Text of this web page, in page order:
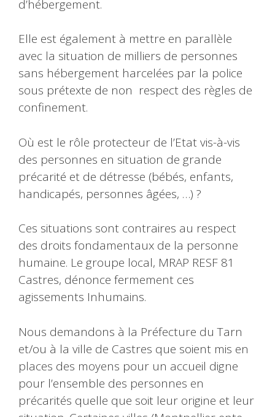
d’hébergement.
Elle est également à mettre en parallèle
avec la situation de milliers de personnes
sans hébergement harcelées par la police
sous prétexte de non respect des règles de
confinement.
Où est le rôle protecteur de l’Etat vis-à-vis
des personnes en situation de grande
précarité et de détresse (bébés, enfants,
handicapés, personnes âgées, …) ?
Ces situations sont contraires au respect
des droits fondamentaux de la personne
humaine. Le groupe local, MRAP RESF 81
Castres, dénonce fermement ces
agissements Inhumains.
Nous demandons à la Préfecture du Tarn
et/ou à la ville de Castres que soient mis en
places des moyens pour un accueil digne
pour l’ensemble des personnes en
précarités quelle que soit leur origine et leur